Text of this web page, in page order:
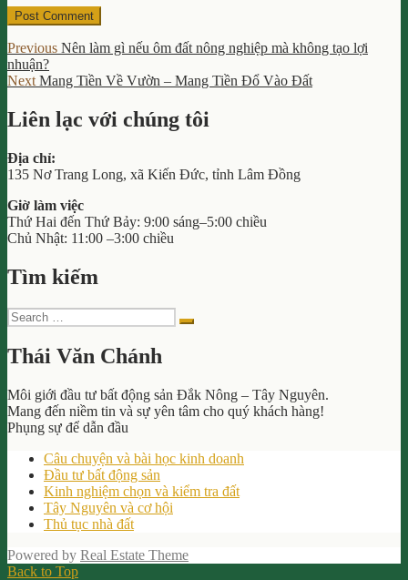
Post
navigation
Previous Previous
Nên làm gì nếu ôm đất nông nghiệp mà không tạo lợi
nhuận?
Next Next
Mang Tiền Về Vườn – Mang Tiền Đổ Vào Đất
Liên lạc với chúng tôi
Địa chỉ:
135 Nơ Trang Long, xã Kiến Đức, tỉnh Lâm Đồng
Giờ làm việc
Thứ Hai đến Thứ Bảy: 9:00 sáng–5:00 chiều
Chủ Nhật: 11:00 –3:00 chiều
Tìm kiếm
Search
for:
Search
Thái Văn Chánh
Môi giới đầu tư bất động sản Đắk Nông – Tây Nguyên.
Mang đến niềm tin và sự yên tâm cho quý khách hàng!
Phụng sự để dẫn đầu
Câu chuyện và bài học kinh doanh
Đầu tư bất động sản
Kinh nghiệm chọn và kiểm tra đất
Tây Nguyên và cơ hội
Thủ tục nhà đất
Powered by Real Estate Theme
Back to Top